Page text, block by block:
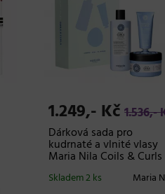
1.249,- Kč1.536,-
Dárková sada pro
kudrnaté a vlnité vlasy
Maria Nila Coils & Curls
Maria
Skladem 2 ks